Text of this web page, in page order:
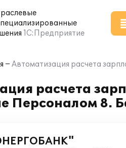
1С:Предприятие
Автоматизация расчета
расчета
Персоналом 8.